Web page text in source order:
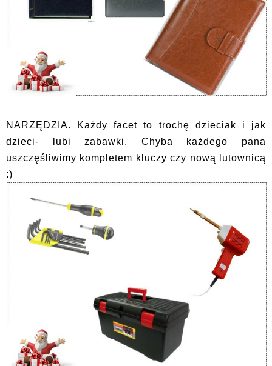
NARZĘDZIA. Każdy facet to trochę dzieciak i jak
dzieci- lubi zabawki. Chyba każdego pana
uszczęśliwimy kompletem kluczy czy nową lutownicą
:)